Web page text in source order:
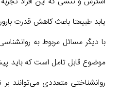
یابد طبیعتا باعث کاهش قدرت
با دیگر مسائل مربوط به
موضوع قابل تامل است که باید
روان­شناختی متعددی می‌توانند بر